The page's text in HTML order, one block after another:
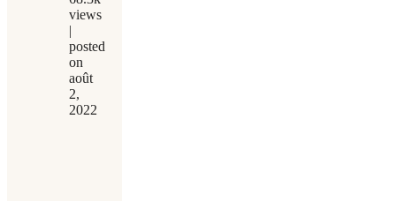
views
|
posted
on
août
2,
2022